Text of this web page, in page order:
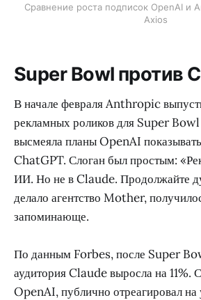
Сравнение роста подписок OpenAI и
Axios
Super Bowl против
В начале февраля Anthropic
рекламных роликов для Super
высмеяла планы OpenAI
ChatGPT. Слоган был простым:
ИИ. Но не в Claude. Продолжайте
делало агентство Mother,
запоминающе.
По данным Forbes, после Super
аудитория Claude выросла на 11%.
OpenAI, публично отреагировал на